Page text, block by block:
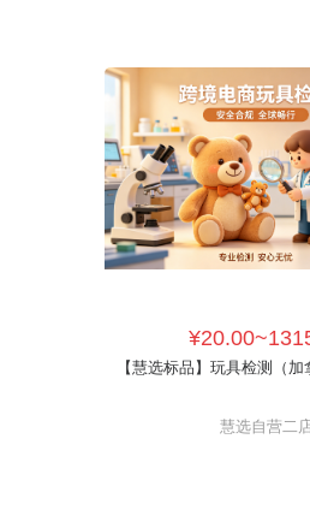
【慧选标品】玩具检测（加
慧选自营二